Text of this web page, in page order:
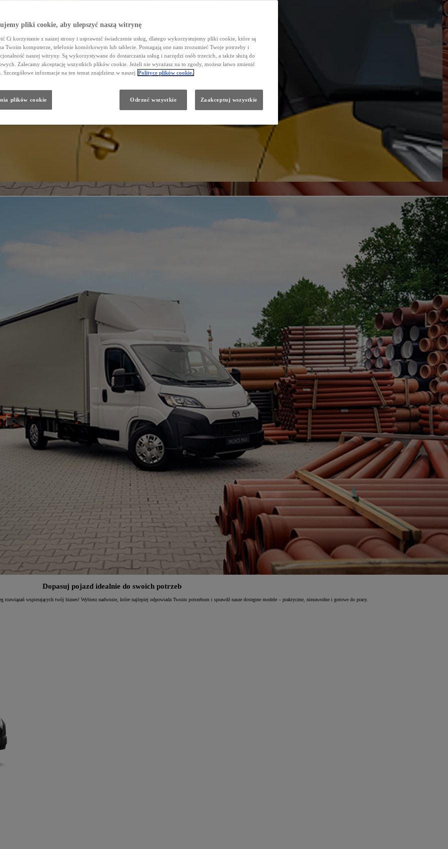
Dopasuj pojazd idealnie do swoich potrzeb
wspierających twój biznes! Wybierz nadwozie, które najlepiej odpowiada Twoim potrzebom i sprawdź nasze dostępne modele – praktyczne, niezawodne i gotowe do pracy.
pliki cookie, aby ulepszyć naszą witrynę
Ci korzystanie z naszej strony i usprawnić świadczenie usług, dlatego wykorzystujemy pliki cookie, które są
Twoim komputerze, telefonie komórkowym lub tablecie. Pomagają one nam zrozumieć Twoje potrzeby i
naszej witryny. Są wykorzystywane do dostarczania usług i narzędzi osób trzecich, a także służą do
Zalecamy akceptację wszystkich plików cookie. Jeżeli nie wyrażasz na to zgody, możesz łatwo zmienić
Szczegółowe informacje na ten temat znajdziesz w naszej Polityce plików cookie.
Odrzuć wszystkie Zaakceptuj wszystkie
plików cookie